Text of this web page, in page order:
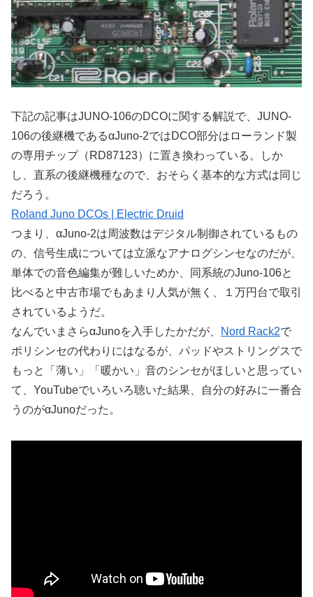
下記の記事はJUNO-106のDCOに関する解説で、JUNO-
106の後継機であるαJuno-2ではDCO部分はローランド製
の専用チップ（RD87123）に置き換わっている。しか
し、直系の後継機種なので、おそらく基本的な方式は同じ
だろう。
Roland Juno DCOs | Electric Druid
つまり、αJuno-2は周波数はデジタル制御されているもの
の、信号生成については立派なアナログシンセなのだが、
単体での音色編集が難しいためか、同系統のJuno-106と
比べると中古市場でもあまり人気が無く、１万円台で取引
されているようだ。
なんでいまさらαJunoを入手したかだが、
Nord Rack2で
ポリシンセの代わりにはなるが、パッドやストリングスで
もっと「薄い」「暖かい」音のシンセがほしいと思ってい
て、YouTubeでいろいろ聴いた結果、自分の好みに一番合
うのがαJunoだった。